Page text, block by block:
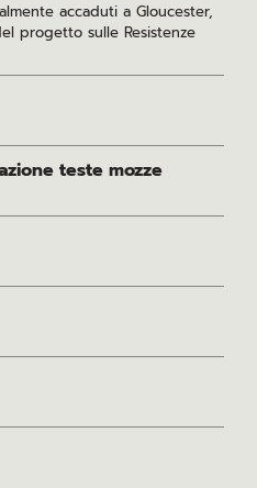
accaduti a Gloucester,
progetto sulle Resistenze
teste mozze